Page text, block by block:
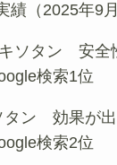
績（2025年9
ソタン 安全
検索1位
タン 効果が
検索2位